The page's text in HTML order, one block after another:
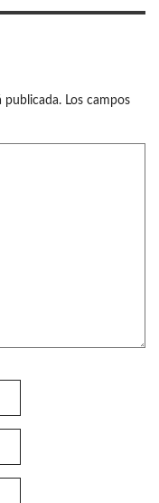
publicada. Los campos